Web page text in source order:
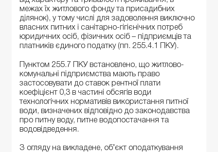
межах їх житлового фонду та присадибних
ділянок), у тому числі для задоволення виключно
власних питних і санітарно-гігієнічних потреб
юридичних осіб, фізичних осіб – підприємців та
платників єдиного податку (пп. 255.4.1 ПКУ).
Пунктом 255.7 ПКУ встановлено, що житлово-
комунальні підприємства мають право
застосовувати до ставок рентної плати
коефіцієнт 0,3 в частині обсягів води
технологічних нормативів використання питної
води, визначених відповідно до законодавства
про питну воду, питне водопостачання та
водовідведення.
З огляду на викладене, об’єкт оподаткування